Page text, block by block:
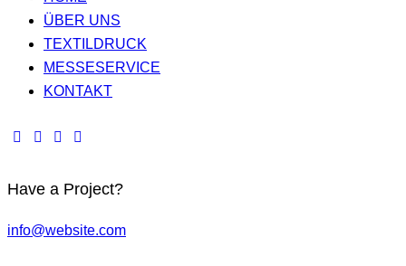
ÜBER UNS
TEXTILDRUCK
MESSESERVICE
KONTAKT
Have a Project?
info@website.com